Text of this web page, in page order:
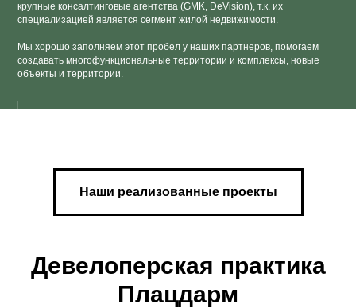
крупные консалтинговые агентства (GMK, DeVision), т.к. их
специализацией является сегмент жилой недвижимости.
Мы хорошо заполняем этот пробел у наших партнеров, помогаем
создавать многофункциональные территории и комплексы, новые
объекты и территории.
Наши реализованные проекты
Девелоперская практика
Плацдарм